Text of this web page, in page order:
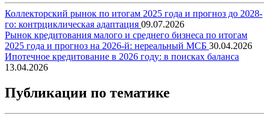
Коллекторский рынок по итогам 2025 года и прогноз до 2028-
го: контрциклическая адаптация 09.07.2026
Рынок кредитования малого и среднего бизнеса по итогам
2025 года и прогноз на 2026-й: нереальный МСБ 30.04.2026
Ипотечное кредитование в 2026 году: в поисках баланса
13.04.2026
Публикации по тематике